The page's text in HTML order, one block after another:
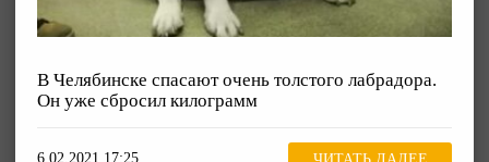
В Челябинске спасают очень толстого лабрадора.
Он уже сбросил килограмм
6.02.2021 17:25 ЧИТАТЬ ДАЛЕЕ